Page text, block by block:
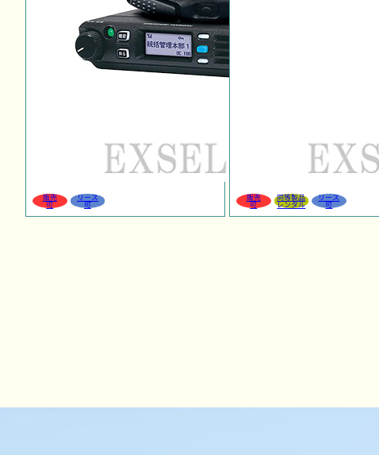
販売
可
リース
可
販売
可
同等製品
レンタル
リース
可